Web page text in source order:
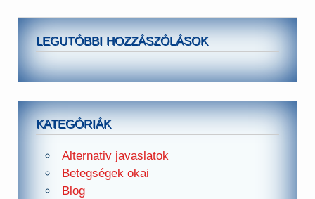
LEGUTÓBBI HOZZÁSZÓLÁSOK
KATEGÓRIÁK
Alternativ javaslatok
Betegségek okai
Blog